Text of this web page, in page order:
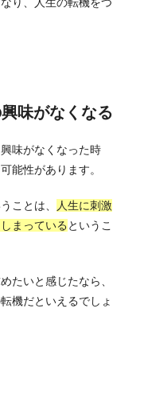
味がなくなる
味がなくなった時
能性があります。
ことは、
人生に刺激
まっている というこ
たいと感じたなら、
機だといえるでしょ